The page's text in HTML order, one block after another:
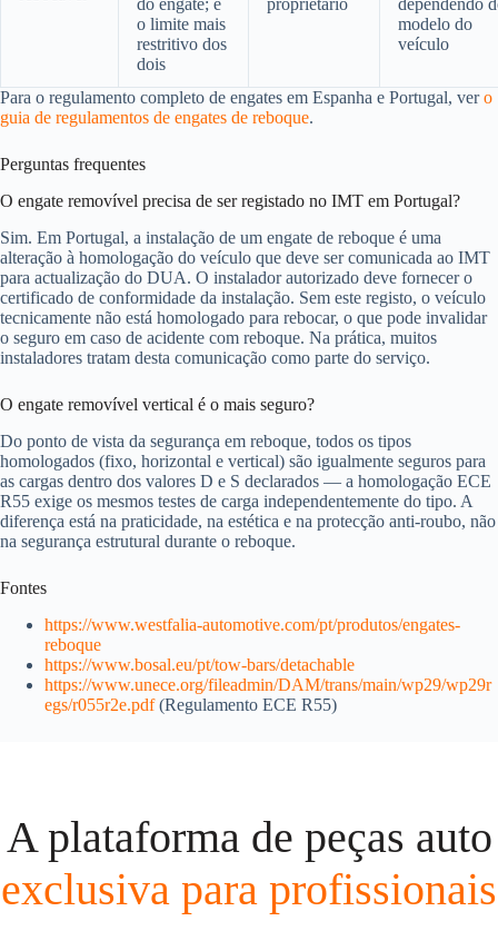
do engate; é
o limite mais
restritivo dos
dois
proprietário
dependendo
modelo do
veículo
Para o regulamento completo de engates em Espanha e Portugal, vero
guia de regulamentos de engates de reboque.
Perguntas frequentes
O engate removível precisa de ser registado no IMT em Portugal?
Sim. Em Portugal, a instalação de um engate de reboque é uma
alteração à homologação do veículo que deve ser comunicada ao IMT
para actualização do DUA. O instalador autorizado deve fornecer o
certificado de conformidade da instalação. Sem este registo, o veículo
tecnicamente não está homologado para rebocar, o que pode invalidar
o seguro em caso de acidente com reboque. Na prática, muitos
instaladores tratam desta comunicação como parte do serviço.
O engate removível vertical é o mais seguro?
Do ponto de vista da segurança em reboque, todos os tipos
homologados (fixo, horizontal e vertical) são igualmente seguros para
as cargas dentro dos valores D e S declarados — a homologação ECE
R55 exige os mesmos testes de carga independentemente do tipo. A
diferença está na praticidade, na estética e na protecção anti-roubo, não
na segurança estrutural durante o reboque.
Fontes
https://www.westfalia-automotive.com/pt/produtos/engates-
reboque
https://www.bosal.eu/pt/tow-bars/detachable
https://www.unece.org/fileadmin/DAM/trans/main/wp29/wp29r
egs/r055r2e.pdf(Regulamento ECE R55)
A plataforma de peças auto
exclusiva para profissionais